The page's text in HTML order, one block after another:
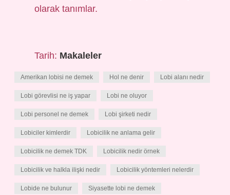
olarak tanımlar.
Tarih: Makaleler
Amerikan lobisi ne demek Hol ne denir Lobi alanı nedir
Lobi görevlisi ne iş yapar Lobi ne oluyor
Lobi personel ne demek Lobi şirketi nedir
Lobiciler kimlerdir Lobicilik ne anlama gelir
Lobicilik ne demek TDK Lobicilik nedir örnek
Lobicilik ve halkla ilişki nedir Lobicilik yöntemleri nelerdir
Lobide ne bulunur Siyasette lobi ne demek